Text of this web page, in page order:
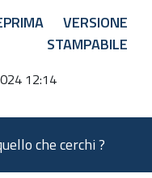
VERSIONE
STAMPABILE
12:14
che cerchi ?